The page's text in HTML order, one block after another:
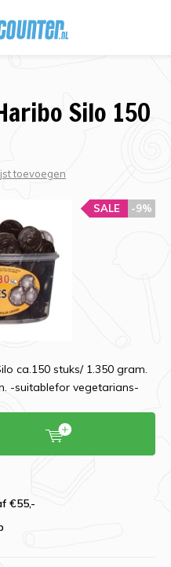
Silo 150
toevoegen
-9%
SALE
ca.150 stuks/ 1.350 gram.
-suitablefor vegetarians-
€55,-